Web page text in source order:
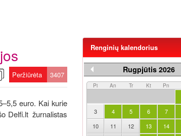
Peržiūrėta 3407
euro. Kai kurie
Delfi.lt žurnalistas
Renginių kalendorius
Rugpjūtis 2026
Pi An Tr Kt Pn
3
4 5 6 7
10
11 12 13 14